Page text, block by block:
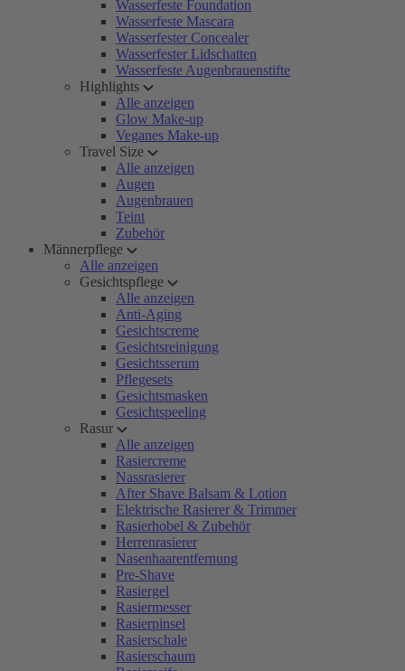
Wasserfeste Foundation
Wasserfeste Mascara
Wasserfester Concealer
Wasserfester Lidschatten
Wasserfeste Augenbrauenstifte
Highlights
Alle anzeigen
Glow Make-up
Veganes Make-up
Travel Size
Alle anzeigen
Augen
Augenbrauen
Teint
Zubehör
Männerpflege
Alle anzeigen
Gesichtspflege
Alle anzeigen
Anti-Aging
Gesichtscreme
Gesichtsreinigung
Gesichtsserum
Pflegesets
Gesichtsmasken
Gesichtspeeling
Rasur
Alle anzeigen
Rasiercreme
Nassrasierer
After Shave Balsam & Lotion
Elektrische Rasierer & Trimmer
Rasierhobel & Zubehör
Herrenrasierer
Nasenhaarentfernung
Pre-Shave
Rasiergel
Rasiermesser
Rasierpinsel
Rasierschale
Rasierschaum